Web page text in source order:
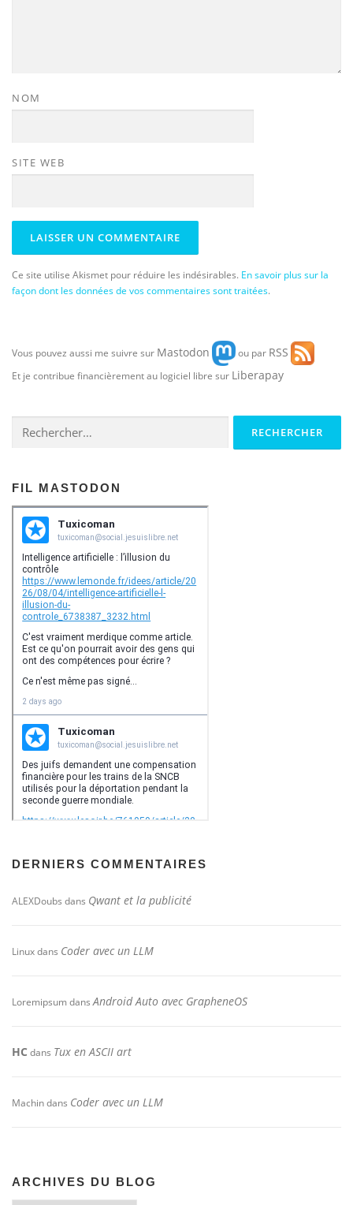
NOM
SITE WEB
Ce site utilise Akismet pour réduire les indésirables. En savoir plus sur la
façon dont les données de vos commentaires sont traitées.
Vous pouvez aussi me suivre sur Mastodon ou par RSS
Et je contribue financièrement au logiciel libre sur Liberapay
FIL MASTODON
DERNIERS COMMENTAIRES
ALEXDoubs dans Qwant et la publicité
Linuxdans Coder avec un LLM
LoremipsumdansAndroid Auto avec GrapheneOS
HC dans Tux en ASCII art
Machindans Coder avec un LLM
ARCHIVES DU BLOG